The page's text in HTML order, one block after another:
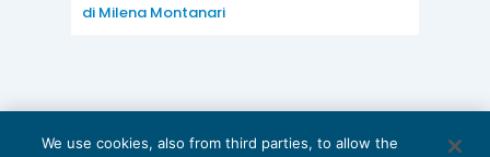
di Milena Montanari
We use cookies, also from third parties, to allow the